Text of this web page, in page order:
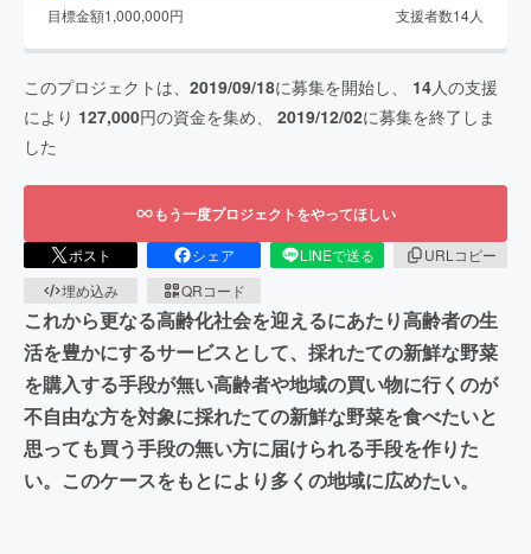
目標金額1,000,000円 支援者数14人
このプロジェクトは、 2019/09/18に募集を開始し、 14人の支援
により 127,000円の資金を集め、 2019/12/02に募集を終了しま
した
もう一度プロジェクトをやってほしい
ポスト シェア LINEで送る
URLコピー
埋め込み
QRコード
これから更なる高齢化社会を迎えるにあたり高齢者の生
活を豊かにするサービスとして、採れたての新鮮な野菜
を購入する手段が無い高齢者や地域の買い物に行くのが
不自由な方を対象に採れたての新鮮な野菜を食べたいと
思っても買う手段の無い方に届けられる手段を作りた
い。このケースをもとにより多くの地域に広めたい。